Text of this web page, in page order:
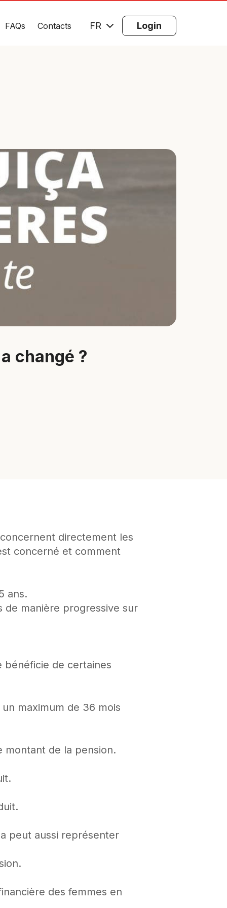
FAQs Contacts FR Login
changé ?
directement les
concerné et comment
ans.
de manière progressive sur
bénéficie de certaines
maximum de 36 mois
montant de la pension.
peut aussi représenter
des femmes en